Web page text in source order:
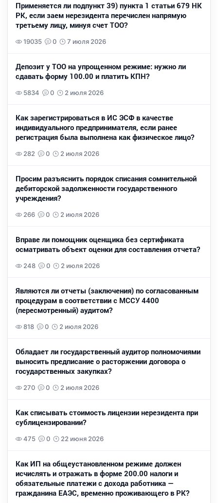
Применяется ли подпункт 39) пункта 1 статьи 679 НК
РК, если заем нерезидента перечислен напрямую
третьему лицу, минуя счет ТОО?
19035 0 7 июля 2026
Депозит у ТОО на упрощенном режиме: нужно ли
сдавать форму 100.00 и платить КПН?
5834 0 2 июля 2026
Как зарегистрироваться в ИС ЭСФ в качестве
индивидуального предпринимателя, если ранее
регистрация была выполнена как физическое лицо?
282 0 2 июля 2026
Просим разъяснить порядок списания сомнительной
дебиторской задолженности государственного
учреждения?
266 0 2 июля 2026
Вправе ли помощник оценщика без сертификата
осматривать объект оценки для составления отчета?
248 0 2 июля 2026
Являются ли отчеты (заключения) по согласованным
процедурам в соответствии с МССУ 4400
(пересмотренный) аудитом?
818 0 2 июля 2026
Обладает ли государственный аудитор полномочиями
выносить предписание о расторжении договора о
государственных закупках?
270 0 2 июля 2026
Как списывать стоимость лицензии нерезидента при
сублицензировании?
475 0 22 июня 2026
Как ИП на общеустановленном режиме должен
исчислять и отражать в форме 200.00 налоги и
обязательные платежи с дохода работника —
гражданина ЕАЭС, временно проживающего в РК?